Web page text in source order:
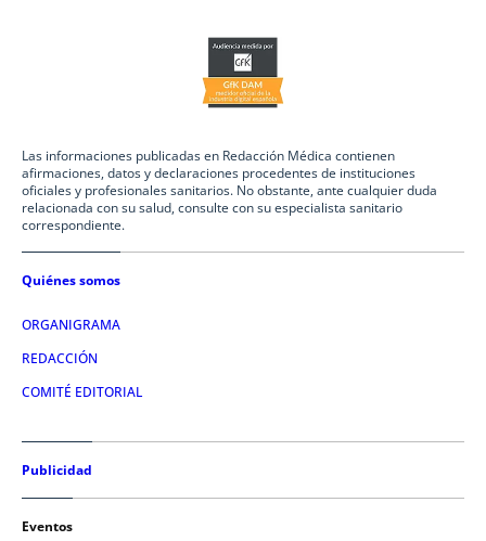
Las informaciones publicadas en Redacción Médica contienen
afirmaciones, datos y declaraciones procedentes de instituciones
oficiales y profesionales sanitarios. No obstante, ante cualquier duda
relacionada con su salud, consulte con su especialista sanitario
correspondiente.
Quiénes somos
ORGANIGRAMA
REDACCIÓN
COMITÉ EDITORIAL
Publicidad
Eventos